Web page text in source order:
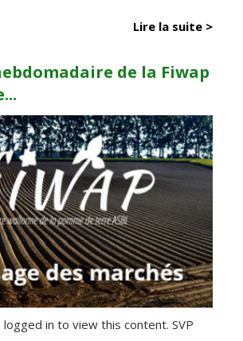
Lire la suite >
de la Fiwap
in to view this content. SVP